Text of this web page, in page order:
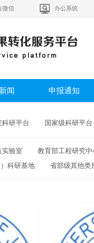
微信  办公系统
闻 申报通知
科研平台 国家级科研平台
实验室 教育部工程研究中
科研基地
省部级其他类